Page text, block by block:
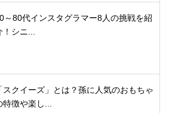
～80代インスタグラマー8人の挑戦を紹
！シニ...
「スクイーズ」とは？孫に人気のおもちゃ
特徴や楽し...